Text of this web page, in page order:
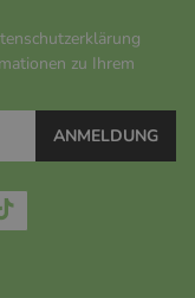
zu Ihrem
ANMELDUNG